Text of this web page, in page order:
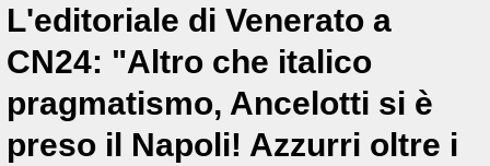
L'editoriale di Venerato a
CN24: "Altro che italico
pragmatismo, Ancelotti si è
preso il Napoli! Azzurri oltre i